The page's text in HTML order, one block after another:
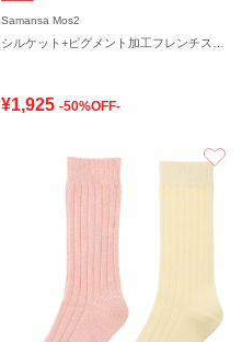
Samansa Mos2
¥1,925 -50%OFF-